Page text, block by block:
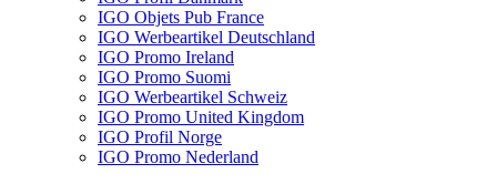
IGO Objets Pub France
IGO Werbeartikel Deutschland
IGO Promo Ireland
IGO Promo Suomi
IGO Werbeartikel Schweiz
IGO Promo United Kingdom
IGO Profil Norge
IGO Promo Nederland